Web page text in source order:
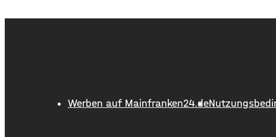
Gartenhütten und die umliegenden
fahren,
Werben auf Mainfranken24.de